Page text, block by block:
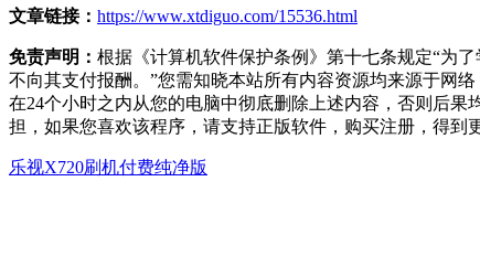
文章链接： https://www.xtdiguo.com/15536.html
免责声明： 根据《计算机软件保护条例》第十七条规定“为
不向其支付报酬。”您需知晓本站所有内容资源均来源于网
在24个小时之内从您的电脑中彻底删除上述内容，否则后
担，如果您喜欢该程序，请支持正版软件，购买注册，得到
乐视X720刷机付费纯净版